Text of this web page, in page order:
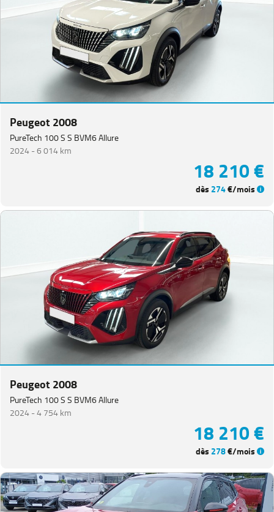
Peugeot 2008
PureTech 100 S S BVM6 Allure
2024 -6 014 km
18 210 €
dès 274€/mois
Peugeot 2008
PureTech 100 S S BVM6 Allure
2024 -4 754 km
18 210 €
dès 278€/mois